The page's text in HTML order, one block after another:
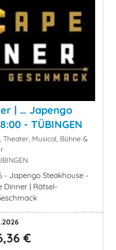
| … Japengo
- TÜBINGEN
Musical, Bühne &
- Japengo Steakhouse -
Dinner | Rätsel-
€